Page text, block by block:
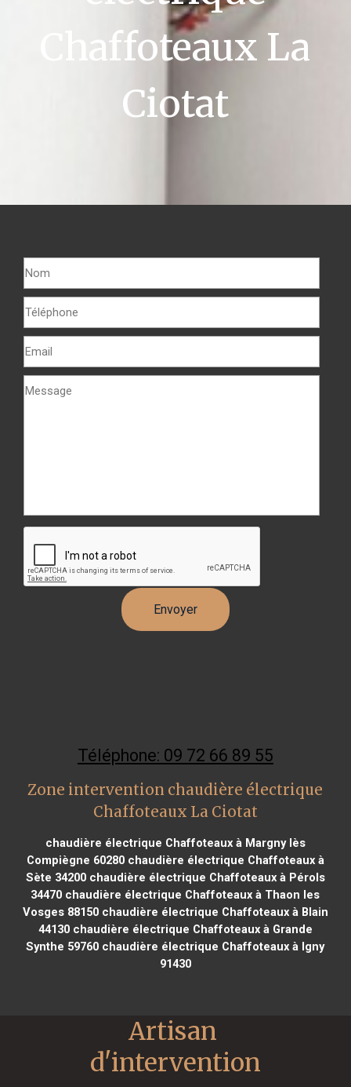
Chaffoteaux La
Ciotat
Téléphone: 09 72 66 89 55
Zone intervention chaudière électrique
Chaffoteaux La Ciotat
chaudière électrique Chaffoteaux à Margny lès
Compiègne 60280chaudière électrique Chaffoteaux à
Sète 34200chaudière électrique Chaffoteaux à Pérols
34470 chaudière électrique Chaffoteaux à Thaon les
Vosges 88150chaudière électrique Chaffoteaux à Blain
44130chaudière électrique Chaffoteaux à Grande
Synthe 59760 chaudière électrique Chaffoteaux à Igny
91430
Artisan
d'intervention